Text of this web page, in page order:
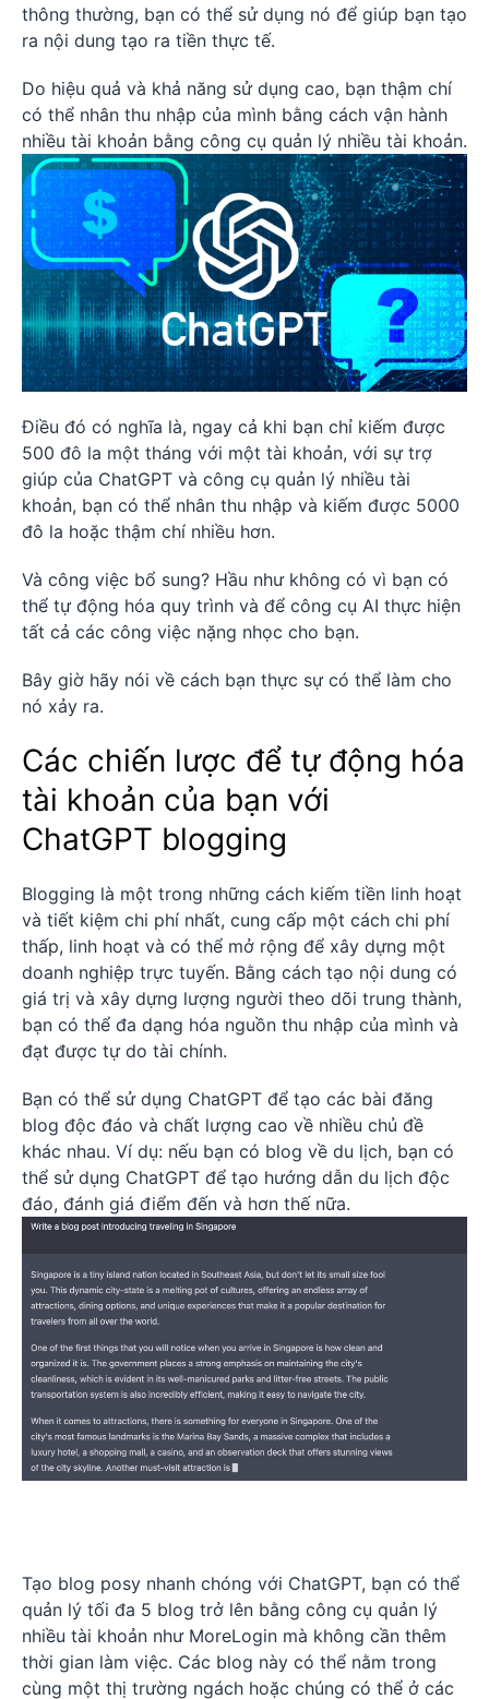
thông thường, bạn có thể sử dụng nó để giúp bạn tạo
ra nội dung tạo ra tiền thực tế.
Do hiệu quả và khả năng sử dụng cao, bạn thậm chí
có thể nhân thu nhập của mình bằng cách vận hành
nhiều tài khoản bằng công cụ quản lý nhiều tài khoản.
Điều đó có nghĩa là, ngay cả khi bạn chỉ kiếm được
500 đô la một tháng với một tài khoản, với sự trợ
giúp của ChatGPT và công cụ quản lý nhiều tài
khoản, bạn có thể nhân thu nhập và kiếm được 5000
đô la hoặc thậm chí nhiều hơn.
Và công việc bổ sung? Hầu như không có vì bạn có
thể tự động hóa quy trình và để công cụ AI thực hiện
tất cả các công việc nặng nhọc cho bạn.
Bây giờ hãy nói về cách bạn thực sự có thể làm cho
nó xảy ra.
Các chiến lược để tự động hóa
tài khoản của bạn với
ChatGPT blogging
Blogging là một trong những cách kiếm tiền linh hoạt
và tiết kiệm chi phí nhất, cung cấp một cách chi phí
thấp, linh hoạt và có thể mở rộng để xây dựng một
doanh nghiệp trực tuyến. Bằng cách tạo nội dung có
giá trị và xây dựng lượng người theo dõi trung thành,
bạn có thể đa dạng hóa nguồn thu nhập của mình và
đạt được tự do tài chính.
Bạn có thể sử dụng ChatGPT để tạo các bài đăng
blog độc đáo và chất lượng cao về nhiều chủ đề
khác nhau. Ví dụ: nếu bạn có blog về du lịch, bạn có
thể sử dụng ChatGPT để tạo hướng dẫn du lịch độc
đáo, đánh giá điểm đến và hơn thế nữa.
Tạo blog posy nhanh chóng với ChatGPT, bạn có thể
quản lý tối đa 5 blog trở lên bằng công cụ quản lý
nhiều tài khoản như MoreLogin mà không cần thêm
thời gian làm việc. Các blog này có thể nằm trong
cùng một thị trường ngách hoặc chúng có thể ở các